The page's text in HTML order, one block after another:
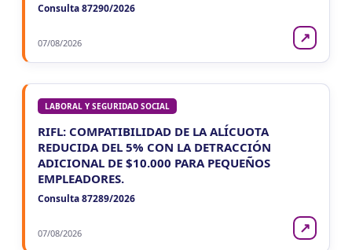
Consulta 87290/2026
07/08/2026 ↗
LABORAL Y SEGURIDAD SOCIAL
RIFL: COMPATIBILIDAD DE LA ALÍCUOTA
REDUCIDA DEL 5% CON LA DETRACCIÓN
ADICIONAL DE $10.000 PARA PEQUEÑOS
EMPLEADORES.
Consulta 87289/2026
07/08/2026 ↗